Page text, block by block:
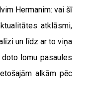
Hermanim: vai šī
atklāsmi,
un līdz ar to viņa
lomu pasaules
alkām pēc